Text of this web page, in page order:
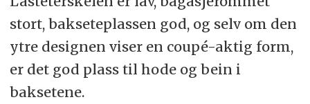
stort, bakseteplassen god, og selv om den
ytre designen viser en coupé-aktig form,
er det god plass til hode og bein i
baksetene.